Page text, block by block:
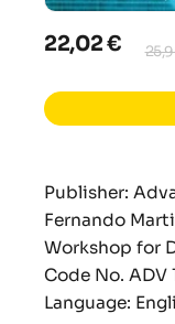
22,02 €
Publisher:
Fernando
Workshop for
Code No. ADV
Language: